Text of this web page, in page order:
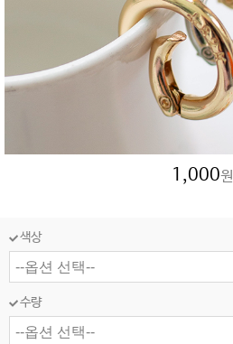
1,000원
색상
수량